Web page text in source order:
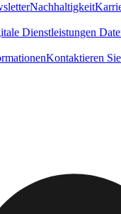
Nachhaltigkeit
Dienstleistungen
Kontaktieren